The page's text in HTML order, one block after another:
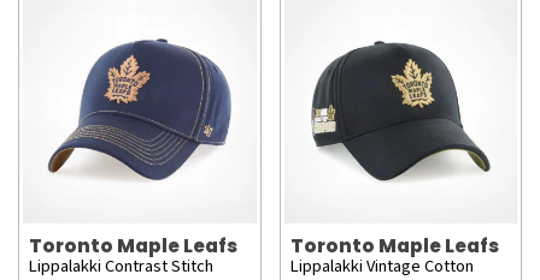
Toronto Maple Leafs
Lippalakki Contrast Stitch
Toronto Maple Leafs
Lippalakki Vintage Cotton